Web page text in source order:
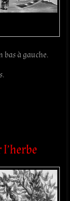
bas à gauche.